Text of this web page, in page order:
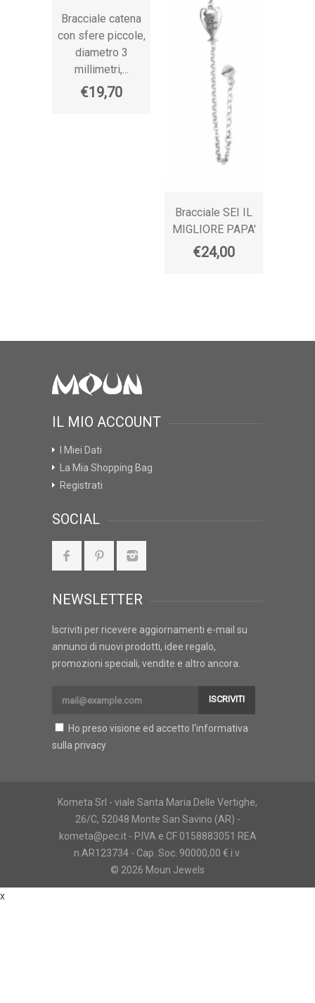
Bracciale catena
con sfere piccole,
diametro 3
millimetri,...
€19,70
Bracciale SEI IL
MIGLIORE PAPA'
€24,00
IL MIO ACCOUNT
I Miei Dati
La Mia Shopping Bag
Registrati
SOCIAL
NEWSLETTER
Iscriviti per ricevere aggiornamenti e-mail su
annunci di nuovi prodotti, idee regalo,
promozioni speciali, vendite e altro ancora.
ISCRIVITI
Ho preso visione ed accetto l'informativa
sulla privacy
Kometa Srl - viale Santa Maria Delle Vertighe,
26/C, 52048 Monte San Savino (AR) -
kometa@pec.it - P.IVA e CF 0158883051 REA
n.AR123734 - Cap. Soc. 90000,00 € i.v.
© 2026 Moun Jewels
x